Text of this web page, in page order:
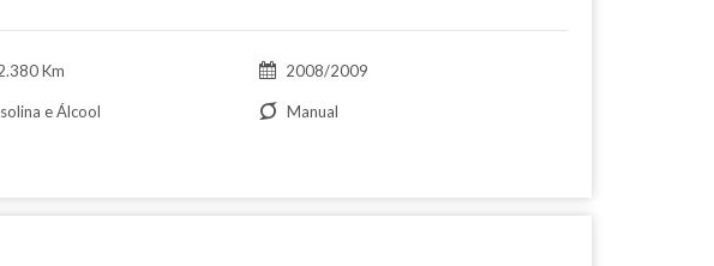
Km 2008/2009
e Álcool Manual